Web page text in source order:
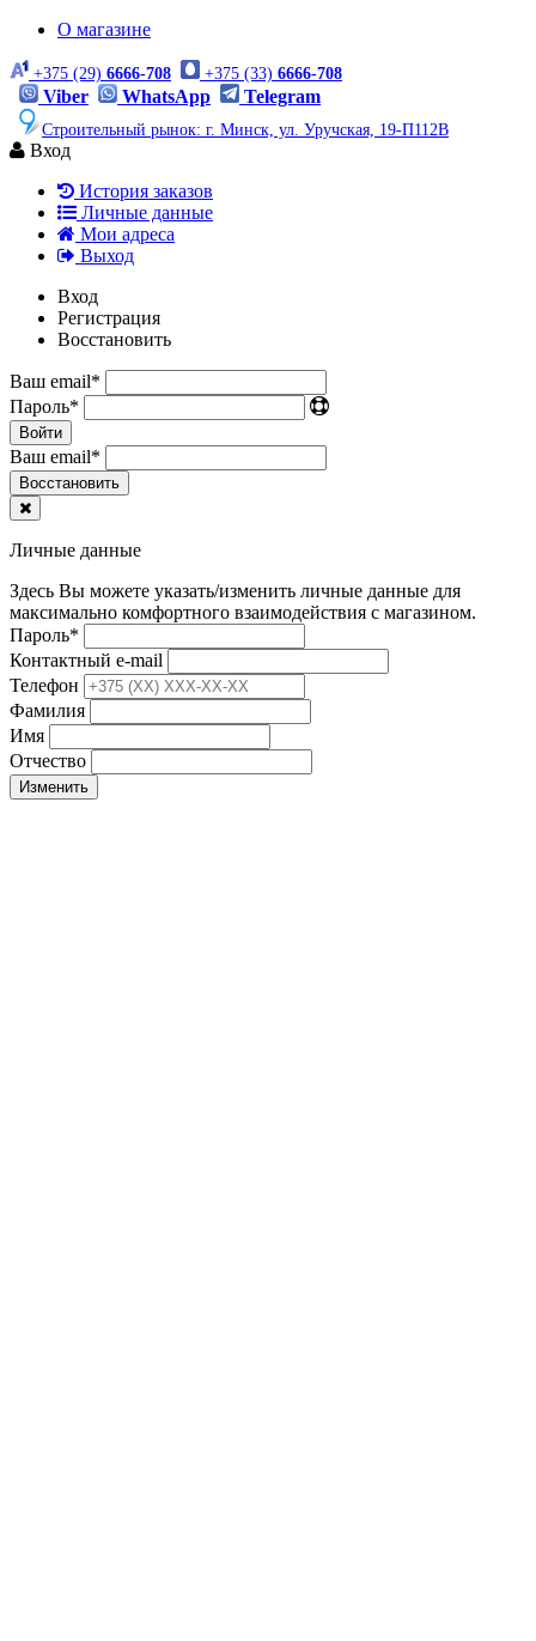
О магазине
+375 (29) 6666-708 +375 (33) 6666-708
Viber WhatsApp Telegram
Строительный рынок: г. Минск, ул. Уручская, 19-П112В
Вход
История заказов
Личные данные
Мои адреса
Выход
Вход
Регистрация
Восстановить
Ваш email*
Пароль*
Войти
Ваш email*
Воcстановить
Личные данные
Здесь Вы можете указать/изменить личные данные для
максимально комфортного взаимодействия с магазином.
Пароль*
Контактный e-mail
Телефон
Фамилия
Имя
Отчество
Изменить